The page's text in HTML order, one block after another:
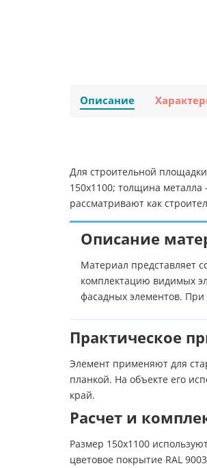
Описание
Для строительной
150х1100; толщина
рассматривают как
Описание
Материал представляет
комплектацию видимых
фасадных элементов.
Практическое
Элемент применяют для
планкой. На объекте его
край.
Расчет и
Размер 150х1100
цветовое покрытие RAL